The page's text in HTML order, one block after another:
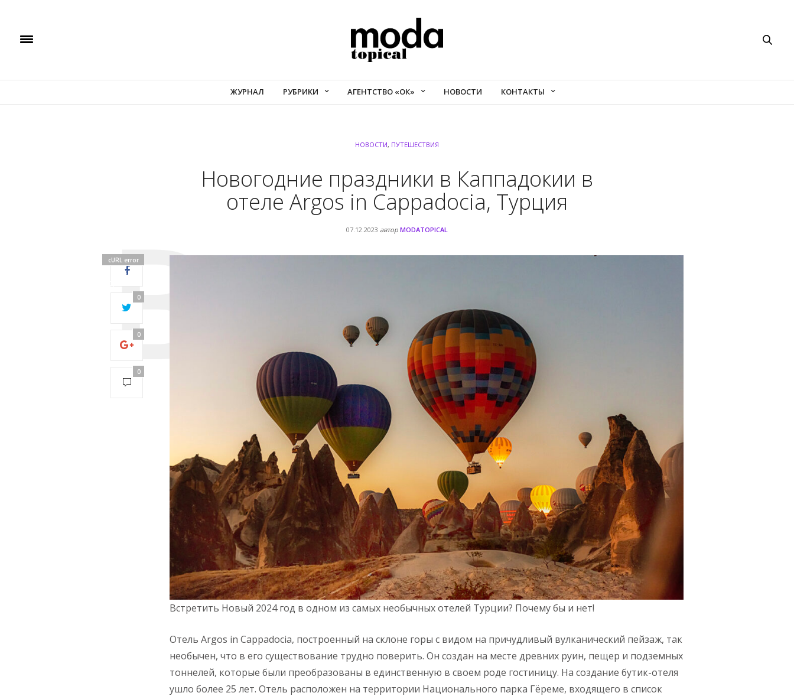
ЖУРНАЛ РУБРИКИ АГЕНТСТВО «ОК» НОВОСТИ КОНТАКТЫ
НОВОСТИ, ПУТЕШЕСТВИЯ
Новогодние праздники в Каппадокии в
отеле Argos in Cappadocia, Турция
07.12.2023 автор MODATOPICAL
cURL error
28:
timed out
after 5000
with 0 out of
0 bytes
0
0
0
Встретить Новый 2024 год в одном из самых необычных отелей Турции? Почему бы и нет!
Отель Argos in Cappadocia, построенный на склоне горы с видом на причудливый вулканический пейзаж, так
необычен, что в его существование трудно поверить. Он создан на месте древних руин, пещер и подземных
тоннелей, которые были преобразованы в единственную в своем роде гостиницу. На создание бутик-отеля
ушло более 25 лет. Отель расположен на территории Национального парка Гёреме, входящего в список